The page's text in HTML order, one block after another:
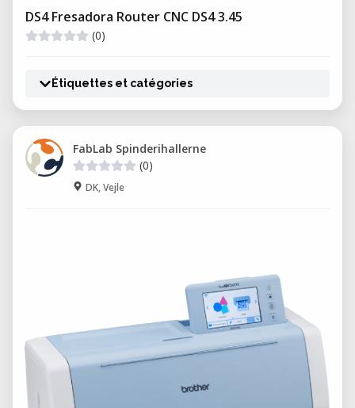
DS4 Fresadora Router CNC DS4 3.45
(0)
Étiquettes et catégories
FabLab Spinderihallerne
(0)
DK, Vejle